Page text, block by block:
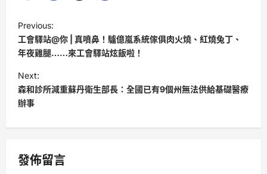
o
s
t
n
a
v
g
Previous:
工會驛站@你 | 真噴鼻！驢億嵐系統傢俱肉火燒、紅燒兔丁、
年夜雞腿……來工會驛站炫飯啦！
Next:
森和診所減重蘇丹衛生部長：全國已有9個州無法供給基礎醫療
辦事
發佈留言